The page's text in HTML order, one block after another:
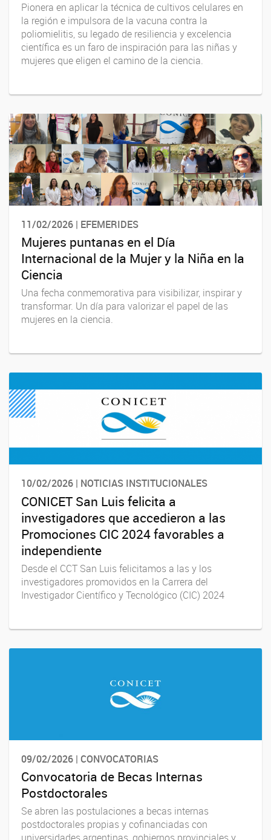
Pionera en aplicar la técnica de cultivos celulares en
la región e impulsora de la vacuna contra la
poliomielitis, su legado de resiliencia y excelencia
científica es un faro de inspiración para las niñas y
mujeres que eligen el camino de la ciencia.
11/02/2026 | EFEMERIDES
Mujeres puntanas en el Día
Internacional de la Mujer y la Niña en la
Ciencia
Una fecha conmemorativa para visibilizar, inspirar y
transformar. Un día para valorizar el papel de las
mujeres en la ciencia.
10/02/2026 | NOTICIAS INSTITUCIONALES
CONICET San Luis felicita a
investigadores que accedieron a las
Promociones CIC 2024 favorables a
independiente
Desde el CCT San Luis felicitamos a las y los
investigadores promovidos en la Carrera del
Investigador Científico y Tecnológico (CIC) 2024
09/02/2026 | CONVOCATORIAS
Convocatoria de Becas Internas
Postdoctorales
Se abren las postulaciones a becas internas
postdoctorales propias y cofinanciadas con